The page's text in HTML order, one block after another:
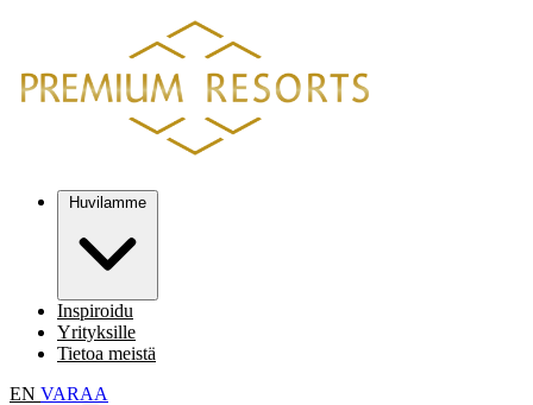
Inspiroidu
Yrityksille
Tietoa meistä
EN VARAA